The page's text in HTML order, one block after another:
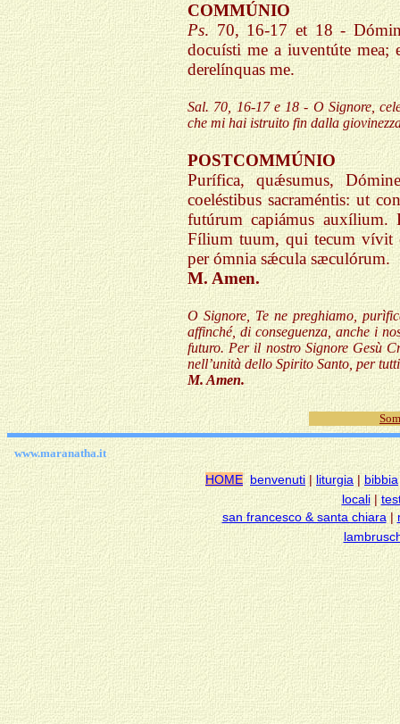
COMMÚNIO
Ps. 70, 16-17 et 18 -
docuísti me a iuventúte mea;
derelínquas me.
Sal. 70, 16-17 e 18 - O Signore,
che mi hai istruito fin dalla
POSTCOMMÚNIO
Purífica, quǽsumus,
coeléstibus sacraméntis: ut
futúrum capiámus auxílium.
Fílium tuum, qui tecum vívit
per ómnia sǽcula sæculórum.
M. Amen.
O Signore, Te ne preghiamo,
affinché, di conseguenza, anche i
futuro. Per il nostro Signore Gesù
nell’unità dello Spirito Santo, per
M. Amen.
www.maranatha.it
HOME benvenuti| liturgia | bibbia
locali|
san francesco & santa chiara |